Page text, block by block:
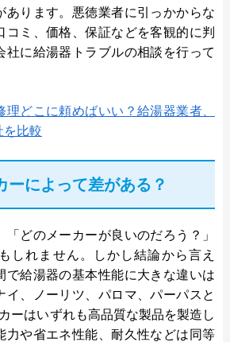
あります。悪徳業者に引っかからな
コミ、価格、保証などを客観的に判
社に給湯器トラブルの相談を行って
どこに頼めばいい？給湯器業者、
を比較
ーによって差がある？
どのメーカーが良いのだろう？」
しれません。しかし結論から言え
で給湯器の基本性能に大きな違いは
イ、ノーリツ、パロマ、パーパスと
ーはいずれも高品質な製品を製造し
力や省エネ性能、耐久性などは同等